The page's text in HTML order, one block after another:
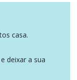
casa.
deixar a sua